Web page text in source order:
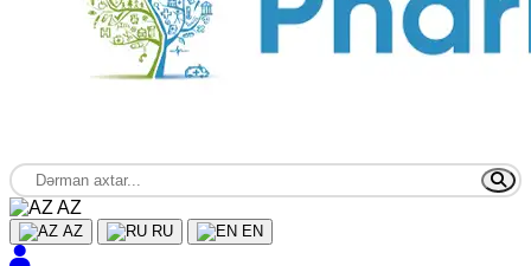
AZ
AZ RU EN